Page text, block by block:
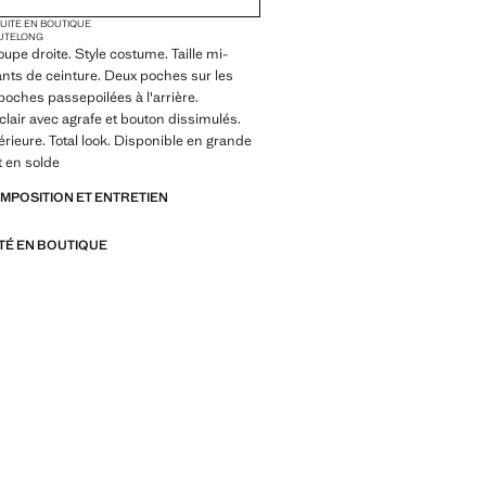
EN BOUTIQUE
LONG
droite. Style costume. Taille mi-
de ceinture. Deux poches sur les
passepoilées à l'arrière.
avec agrafe et bouton dissimulés.
Total look. Disponible en grande
en solde
ET ENTRETIEN
EN BOUTIQUE